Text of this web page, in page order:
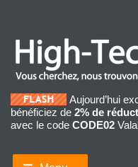
Aujourd’hui
bénéficiez de 2% de
avec le code CODE02